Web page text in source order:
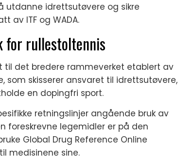
utdanne idrettsutøvere og sikre
av ITF og WADA.
for rullestoltennis
til det bredere rammeverket etablert av
som skisserer ansvaret til idrettsutøvere,
en dopingfri sport.
retningslinjer angående bruk av
foreskrevne legemidler er på den
Global Drug Reference Online
medisinene sine.